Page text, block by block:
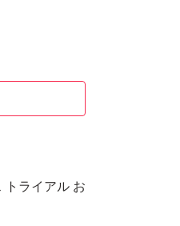
トライアル お